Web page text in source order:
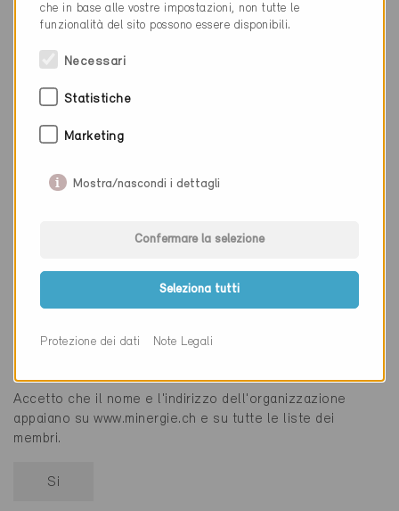
Selezionare i soggetti
Accetto che il nome e l'indirizzo dell'organizzazione
appaiano su www.minergie.ch e su tutte le liste dei
membri.
Si
che in base alle vostre impostazioni, non tutte le
funzionalità del sito possono essere disponibili.
Necessari
Statistiche
Marketing
Mostra/nascondi i dettagli
Confermare la selezione
Seleziona tutti
Protezione dei dati Note Legali